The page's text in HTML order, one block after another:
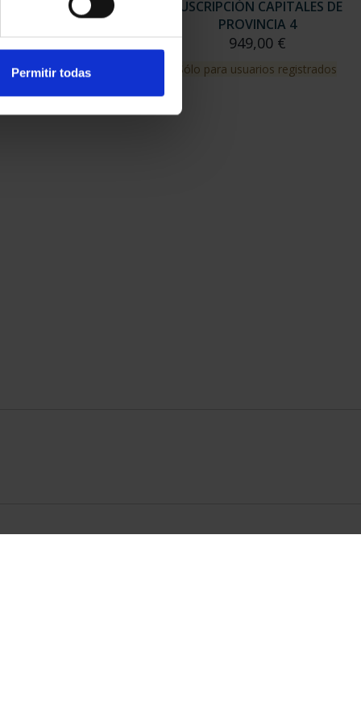
Permitir todas
CAPITALES DE
PROVINCIA 3
949,00 €
para usuarios registrados
SUSCRIPCIÓN CAPITALES DE
PROVINCIA 4
949,00 €
Sólo para usuarios registrados